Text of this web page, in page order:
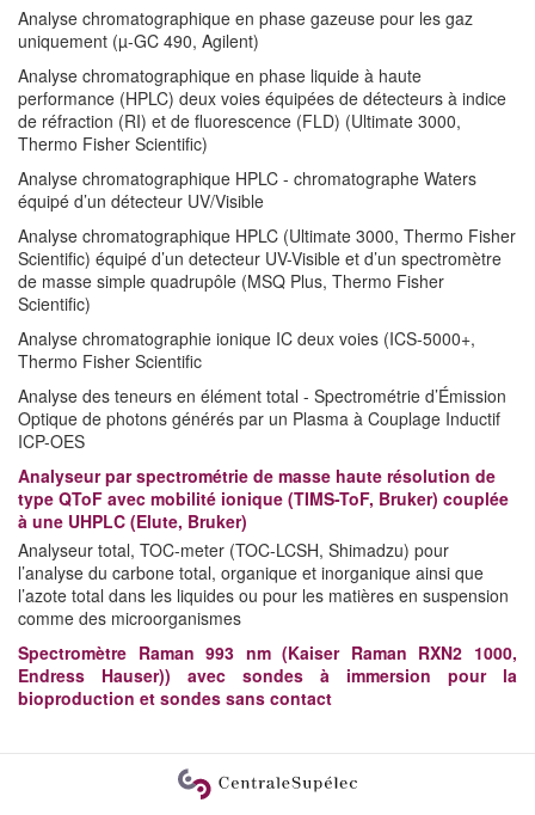
Analyse chromatographique en phase gazeuse pour les gaz
uniquement (µ-GC 490, Agilent)
Analyse chromatographique en phase liquide à haute
performance (HPLC) deux voies équipées de détecteurs à indice
de réfraction (RI) et de fluorescence (FLD) (Ultimate 3000,
Thermo Fisher Scientific)
Analyse chromatographique HPLC - chromatographe Waters
équipé d’un détecteur UV/Visible
Analyse chromatographique HPLC (Ultimate 3000, Thermo Fisher
Scientific) équipé d’un detecteur UV-Visible et d’un spectromètre
de masse simple quadrupôle (MSQ Plus, Thermo Fisher
Scientific)
Analyse chromatographie ionique IC deux voies (ICS-5000+,
Thermo Fisher Scientific
Analyse des teneurs en élément total - Spectrométrie d’Émission
Optique de photons générés par un Plasma à Couplage Inductif
ICP-OES
Analyseur par spectrométrie de masse haute résolution de
type QToF avec mobilité ionique (TIMS-ToF, Bruker) couplée
à une UHPLC (Elute, Bruker)
Analyseur total, TOC-meter (TOC-LCSH, Shimadzu) pour
l’analyse du carbone total, organique et inorganique ainsi que
l’azote total dans les liquides ou pour les matières en suspension
comme des microorganismes
Spectromètre Raman 993 nm (Kaiser Raman RXN2 1000,
Endress Hauser)) avec sondes à immersion pour la
bioproduction et sondes sans contact